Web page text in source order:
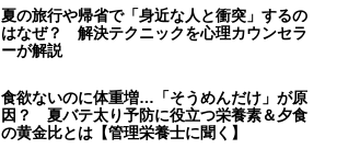
夏の旅行や帰省で「身近な人と衝突」するの
はなぜ？ 解決テクニックを心理カウンセラ
ーが解説
食欲ないのに体重増…「そうめんだけ」が原
因？ 夏バテ太り予防に役立つ栄養素＆夕食
の黄金比とは【管理栄養士に聞く】